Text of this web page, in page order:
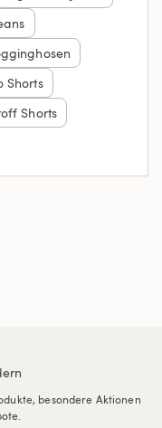
Shorts
Shorts
besondere Aktionen